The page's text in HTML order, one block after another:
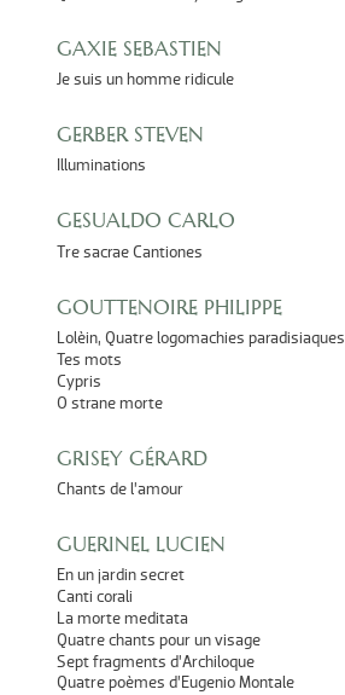
GAXIE SEBASTIEN
Je suis un homme ridicule
GERBER STEVEN
Illuminations
GESUALDO CARLO
Tre sacrae Cantiones
GOUTTENOIRE PHILIPPE
Lolèin, Quatre logomachies paradisiaques
Tes mots
Cypris
O strane morte
GRISEY GÉRARD
Chants de l’amour
GUERINEL LUCIEN
En un jardin secret
Canti corali
La morte meditata
Quatre chants pour un visage
Sept fragments d’Archiloque
Quatre poèmes d’Eugenio Montale